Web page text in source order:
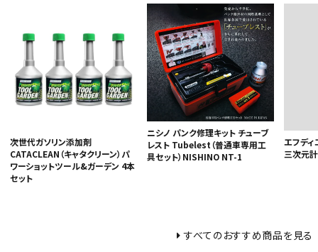
ガレージ機器
補助金で購入
次世代ガソリン添加剤
CATACLEAN（キャタクリーン）パ
ワーショットツール&ガーデン 4本
セット
ニシノ パンク修理キット チューブ
レスト Tubelest（普通車専用工
具セット）NISHINO NT-1
エフディ
三次元
すべてのおすすめ商品を見る